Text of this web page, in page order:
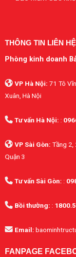
THÔNG TIN LIÊN HỆ
Phòng kinh doanh
VP Hà Nội: 71 Tô
Xuân, Hà Nội
Tư vấn Hà Nội: :
VP Sài Gòn: Tầng 2,
Quận 3
Tư vấn Sài Gòn: :
Bồi thường: :
Email:
FANPAGE